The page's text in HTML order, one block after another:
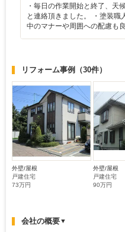
・毎日の作業開始と終了、天
と連絡頂きました。 ・塗装職
中のマナーや周囲への配慮も
リフォーム事例 （30件）
外壁/屋根
戸建住宅
73万円
外壁/屋根
戸建住宅
90万円
会社の概要▼